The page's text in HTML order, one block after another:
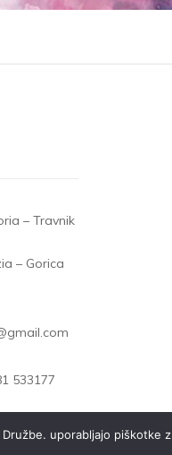
– Travnik
– Gorica
533177
uporabljajo